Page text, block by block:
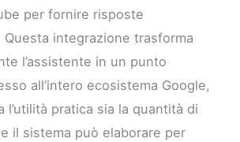
per fornire risposte
integrazione trasforma
l’assistente in un punto
all’intero ecosistema Google,
l’utilità pratica sia la quantità di
il sistema può elaborare per